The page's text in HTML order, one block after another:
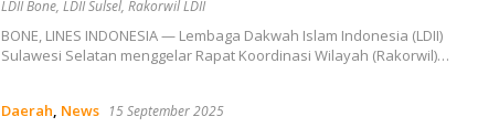
LDII Bone, LDII Sulsel, Rakorwil LDII
BONE, LINES INDONESIA — Lembaga Dakwah Islam Indonesia (LDII)
Sulawesi Selatan menggelar Rapat Koordinasi Wilayah (Rakorwil)…
Daerah, News 15 September 2025